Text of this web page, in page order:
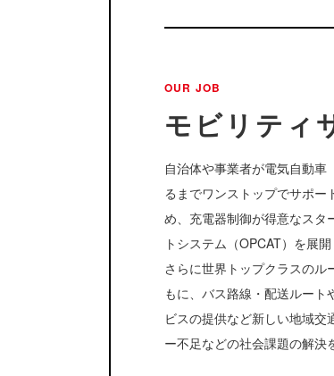
OUR JOB
モビリティ
自治体や事業者が電気自動
るまでワンストップでサポー
め、充電器制御が得意なスタ
トシステム（OPCAT）を展開
さらに世界トップクラスのル
もに、バス路線・配送ルー
ビスの提供など新しい地域
ー不足などの社会課題の解決